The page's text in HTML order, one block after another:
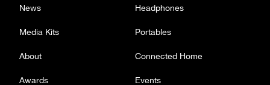
News
Media Kits
About
Awards
Headphones
Portables
Connected Home
Events